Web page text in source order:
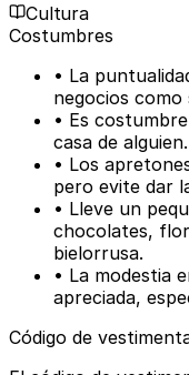
Cultura
Costumbres
• La
negocios como
• Es
casa de alguien.
• Los
pero evite dar
• Lleve un
chocolates,
bielorrusa.
• La modestia
apreciada,
Código de